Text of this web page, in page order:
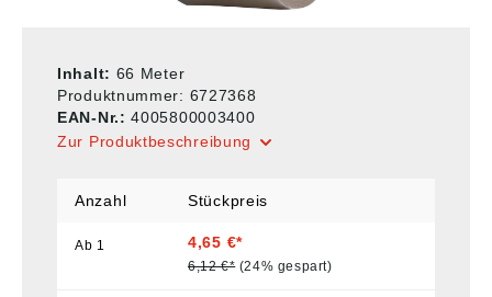
Inhalt: 66 Meter
Produktnummer: 6727368
EAN-Nr.:4005800003400
Zur Produktbeschreibung
Anzahl Stückpreis
Ab 1 4,65 €*
6,12 €* (24% gespart)